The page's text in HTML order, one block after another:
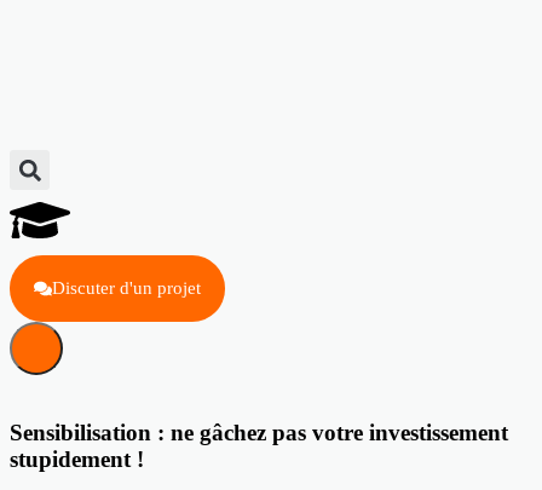
Discuter d'un projet
Sensibilisation : ne gâchez pas votre investissement
stupidement !